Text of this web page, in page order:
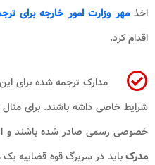
اخذمهر وزارت امور خارجه برای
اقدام کرد.
مدارک ترجمه شده برای
شرایط خاصی داشه باشند. برای
خصوصی رسمی صادر شده باشند و
مدرکباید در سربرگ قوه قضاییه